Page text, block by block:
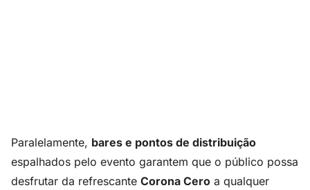
Paralelamente, bares e pontos de distribuição
espalhados pelo evento garantem que o público possa
desfrutar da refrescante Corona Cero a qualquer